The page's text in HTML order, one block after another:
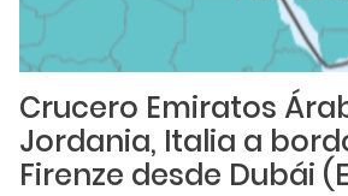
Crucero Emiratos
Jordania, Italia a
Firenze desde Dubái